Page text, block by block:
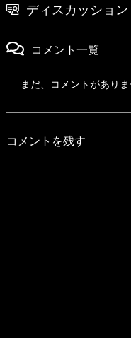
ディスカッション
コメント一覧
まだ、コメントがあり
コメントを残す